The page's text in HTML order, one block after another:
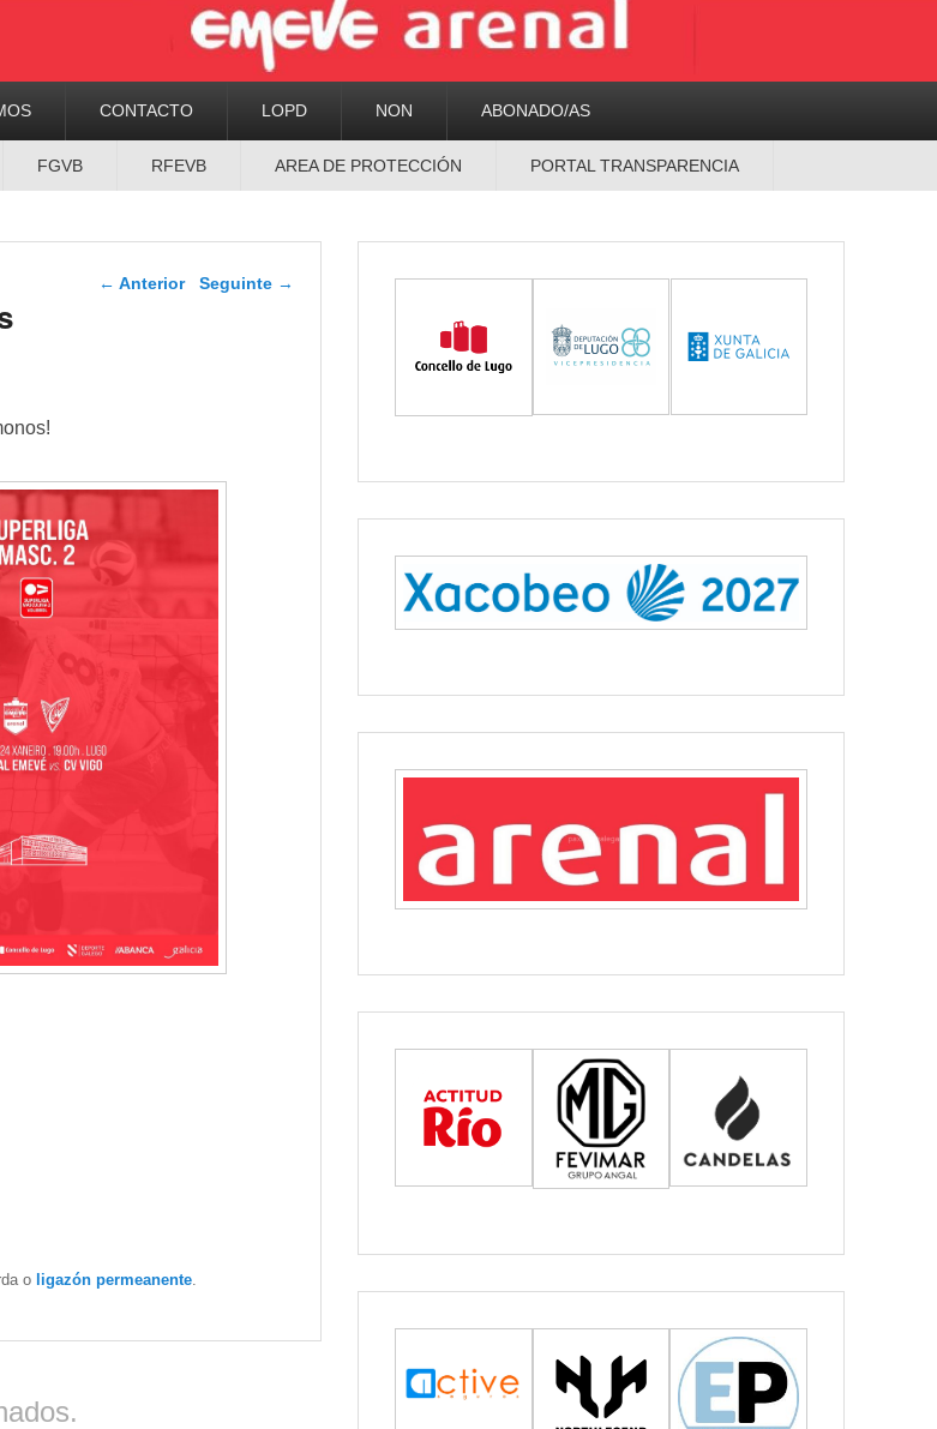
CONTACTO LOPD NON ABONADO/AS
FGVB RFEVB AREA DE PROTECCIÓN PORTAL TRANSPARENCIA
Navegador de artigos
← Anterior Seguinte →
o ligazón permeanente